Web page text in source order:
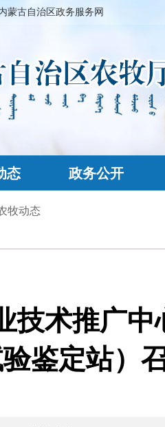
蒙古自治区政务服务网
态 政务公开
牧动态
技术推广
鉴定站）